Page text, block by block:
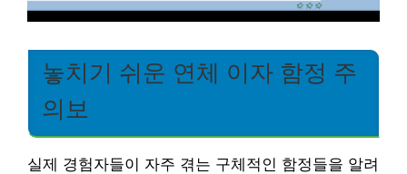
놓치기 쉬운 연체 이자 함정 주
의보
실제 경험자들이 자주 겪는 구체적인 함정들을 알려